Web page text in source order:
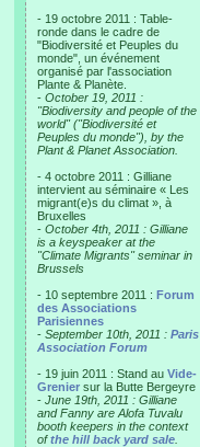
- 19 octobre 2011 : Table-
ronde dans le cadre de
"Biodiversité et Peuples du
monde", un événement
organisé par l'association
Plante & Planète.
- October 19, 2011 :
"Biodiversity and people of the
world" ("Biodiversité et
Peuples du monde"), by the
Plant & Planet Association.
- 4 octobre 2011 : Gilliane
intervient au séminaire « Les
migrant(e)s du climat », à
Bruxelles
- October 4th, 2011 : Gilliane
is a keyspeaker at the
"Climate Migrants" seminar in
Brussels
- 10 septembre 2011 : Forum
des Associations
Parisiennes
- September 10th, 2011 : Paris
Association Forum
- 19 juin 2011 : Stand au Vide-
Grenier sur la Butte Bergeyre
- June 19th, 2011 : Gilliane
and Fanny are Alofa Tuvalu
booth keepers in the context
ofthe hill back yard sale